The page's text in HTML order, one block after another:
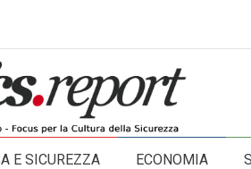
E SICUREZZA ECONOMIA